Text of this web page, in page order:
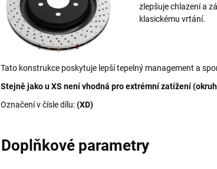
zlepšuje chlazení a
klasickému vrtání.
Tato konstrukce poskytuje lepší tepelný management a
Stejně jako u XS není vhodná pro extrémní zatížení
Označení v čísle dílu:(XD)
Doplňkové parametry